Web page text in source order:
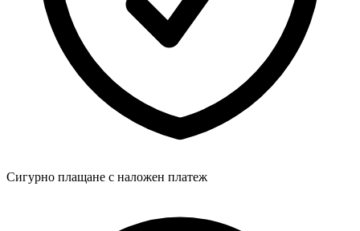
Сигурно плащане с наложен платеж